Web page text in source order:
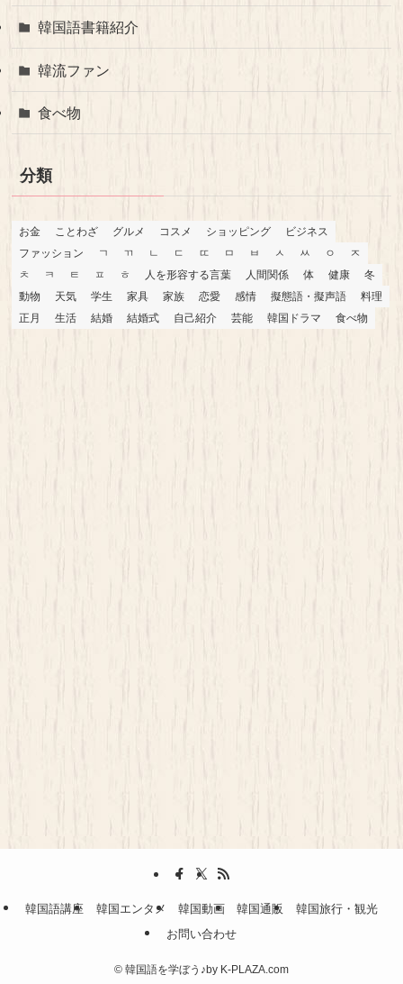
韓国語書籍紹介
韓流ファン
食べ物
分類
お金 ことわざ グルメ コスメ ショッピング
ビジネス
ファッション
ㄱ ㄲ ㄴ ㄷ ㄸ ㅁ ㅂ ㅅ ㅆ ㅇ
ㅈ
ㅊ
ㅋ ㅌ ㅍ ㅎ 人を形容する言葉 人間関係 体 健康
冬
動物
天気 学生 家具 家族 恋愛 感情 擬態語・擬声語
料理
正月
生活 結婚 結婚式 自己紹介 芸能 韓国ドラマ 食べ物
韓国語講座 韓国エンタメ 韓国動画 韓国通販
韓国旅行・観光
お問い合わせ
© 韓国語を学ぼう♪by K-PLAZA.com